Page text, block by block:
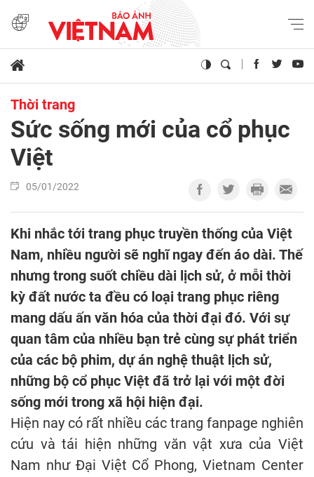
Thời trang
Sức sống mới của cổ phục
Việt
05/01/2022
Khi nhắc tới trang phục truyền thống của Việt
Nam, nhiều người sẽ nghĩ ngay đến áo dài. Thế
nhưng trong suốt chiều dài lịch sử, ở mỗi thời
kỳ đất nước ta đều có loại trang phục riêng
mang dấu ấn văn hóa của thời đại đó. Với sự
quan tâm của nhiều bạn trẻ cùng sự phát triển
của các bộ phim, dự án nghệ thuật lịch sử,
những bộ cổ phục Việt đã trở lại với một đời
sống mới trong xã hội hiện đại.
Hiện nay có rất nhiều các trang fanpage nghiên
cứu và tái hiện những văn vật xưa của Việt
Nam như Đại Việt Cổ Phong, Vietnam Center